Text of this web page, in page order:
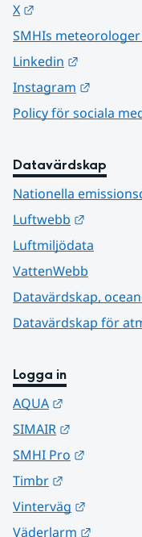
X
SMHIs meteorologer
Linkedin
Instagram
Policy för sociala
Datavärdskap
Nationella
Luftwebb
Luftmiljödata
VattenWebb
Datavärdskap,
Datavärdskap för
Logga in
AQUA
SIMAIR
SMHI Pro
Timbr
Vinterväg
Väderlarm